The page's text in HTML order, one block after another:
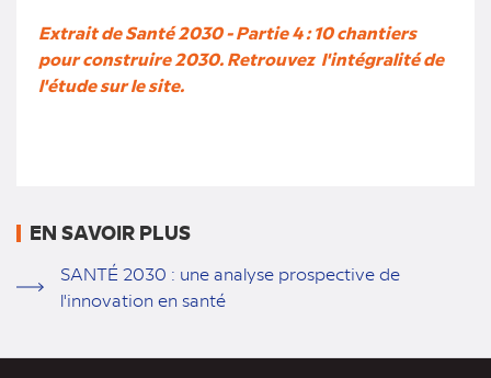
Extrait de Santé 2030 - Partie 4 : 10 chantiers
pour construire 2030. Retrouvez l'intégralité de
l'étude sur le site.
EN SAVOIR PLUS
SANTÉ 2030 : une analyse prospective de
l'innovation en santé